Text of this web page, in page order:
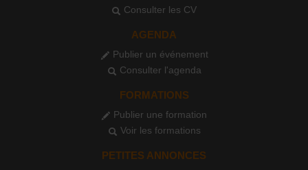
Consulter les CV
AGENDA
Publier un événement
Consulter l'agenda
FORMATIONS
Publier une formation
Voir les formations
PETITES ANNONCES